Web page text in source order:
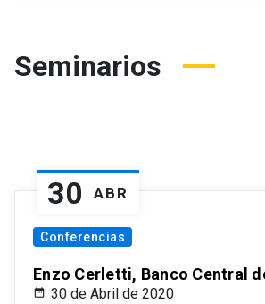
Seminarios
30 ABR
Conferencias
Enzo Cerletti, Banco Central
30 de Abril de 2020